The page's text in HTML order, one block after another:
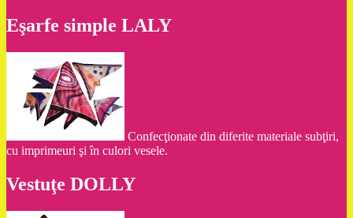
Eşarfe simple LALY
Confecţionate din diferite materiale subţiri,
cu imprimeuri şi în culori vesele.
Vestuţe DOLLY